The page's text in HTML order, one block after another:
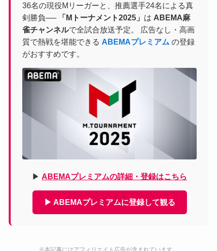
36名の現役Mリーガーと、推薦選手24名による真
剣勝負──
「Mトーナメント2025」 は ABEMA麻
雀チャンネルで全試合放送予定。 広告なし・高画
質で熱戦を堪能できるABEMAプレミアム の登録
がおすすめです。
▶ ABEMAプレミアムの詳細・登録はこちら
▶ ABEMAプレミアムに登録して観る